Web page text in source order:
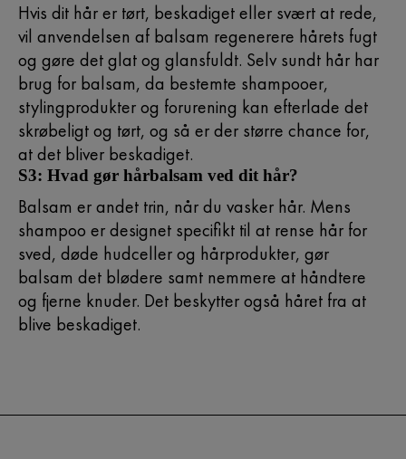
Hvis dit hår er tørt, beskadiget eller svært at rede,
vil anvendelsen af balsam regenerere hårets fugt
og gøre det glat og glansfuldt. Selv sundt hår har
brug for balsam, da bestemte shampooer,
stylingprodukter og forurening kan efterlade det
skrøbeligt og tørt, og så er der større chance for,
at det bliver beskadiget.
S3: Hvad gør hårbalsam ved dit hår?
Balsam er andet trin, når du vasker hår. Mens
shampoo er designet specifikt til at rense hår for
sved, døde hudceller og hårprodukter, gør
balsam det blødere samt nemmere at håndtere
og fjerne knuder. Det beskytter også håret fra at
blive beskadiget.